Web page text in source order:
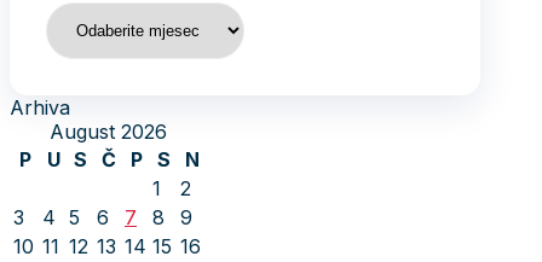
Arhiva
Arhiva
August 2026
P
U S Č P S
N
1
2
3
4 5 6 7 8
9
10 11 12 13 14 15 16